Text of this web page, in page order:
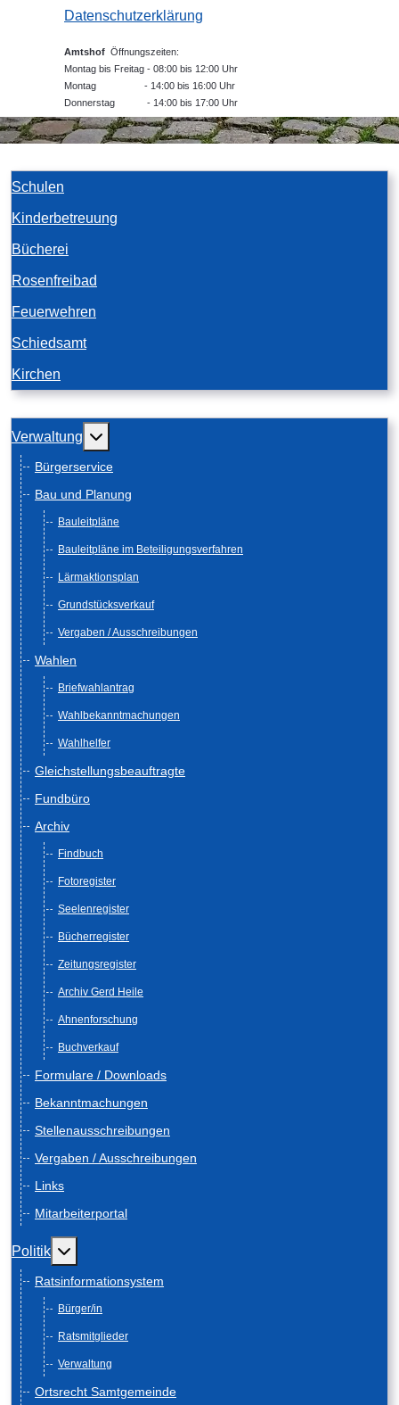
Datenschutzerklärung
Amtshof Öffnungszeiten:
Montag bis Freitag - 08:00 bis 12:00 Uhr
Montag - 14:00 bis 16:00 Uhr
Donnerstag - 14:00 bis 17:00 Uhr
Schulen
Kinderbetreuung
Bücherei
Rosenfreibad
Feuerwehren
Schiedsamt
Kirchen
Verwaltung Weitere Informationen: Verwaltung
Bürgerservice
Bau und Planung
Bauleitpläne
Bauleitpläne im Beteiligungsverfahren
Lärmaktionsplan
Grundstücksverkauf
Vergaben / Ausschreibungen
Wahlen
Briefwahlantrag
Wahlbekanntmachungen
Wahlhelfer
Gleichstellungsbeauftragte
Fundbüro
Archiv
Findbuch
Fotoregister
Seelenregister
Bücherregister
Zeitungsregister
Archiv Gerd Heile
Ahnenforschung
Buchverkauf
Formulare / Downloads
Bekanntmachungen
Stellenausschreibungen
Vergaben / Ausschreibungen
Links
Mitarbeiterportal
Politik Weitere Informationen: Politik
Ratsinformationsystem
Bürger/in
Ratsmitglieder
Verwaltung
Ortsrecht Samtgemeinde